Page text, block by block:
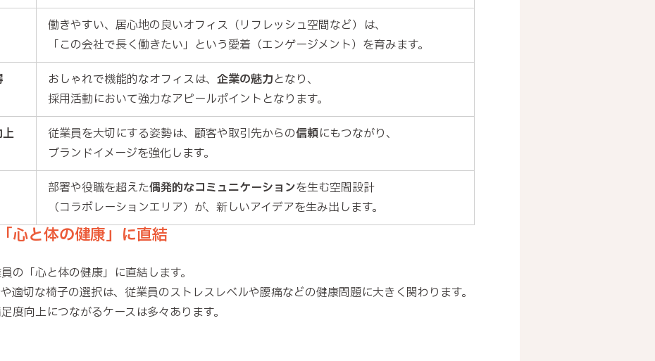
働きやすい、居心地の良いオフィス（リフレッシュ空間など）は、
「この会社で長く働きたい」という愛着（エンゲージメント）を育みます。
おしゃれで機能的なオフィスは、 企業の魅力となり、
採用活動において強力なアピールポイントとなります。
従業員を大切にする姿勢は、顧客や取引先からの信頼にもつながり、
ブランドイメージを強化します。
部署や役職を超えた偶発的なコミュニケーションを生む空間設計
（コラボレーションエリア）が、新しいアイデアを生み出します。
心と体の健康」に直結
の「心と体の健康」に直結します。
適切な椅子の選択は、従業員のストレスレベルや腰痛などの健康問題に大きく関わります。
度向上につながるケースは多々あります。